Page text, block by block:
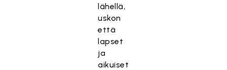
lähellä,
uskon
että
lapset
ja
aikuiset